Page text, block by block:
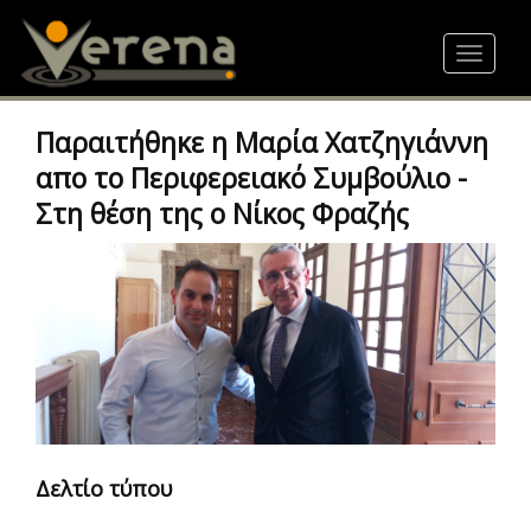
content
Toggle
Παραιτήθηκε η Μαρία Χατζηγιάννη
απο το Περιφερειακό Συμβούλιο -
Στη θέση της ο Νίκος Φραζής
Δελτίο τύπου